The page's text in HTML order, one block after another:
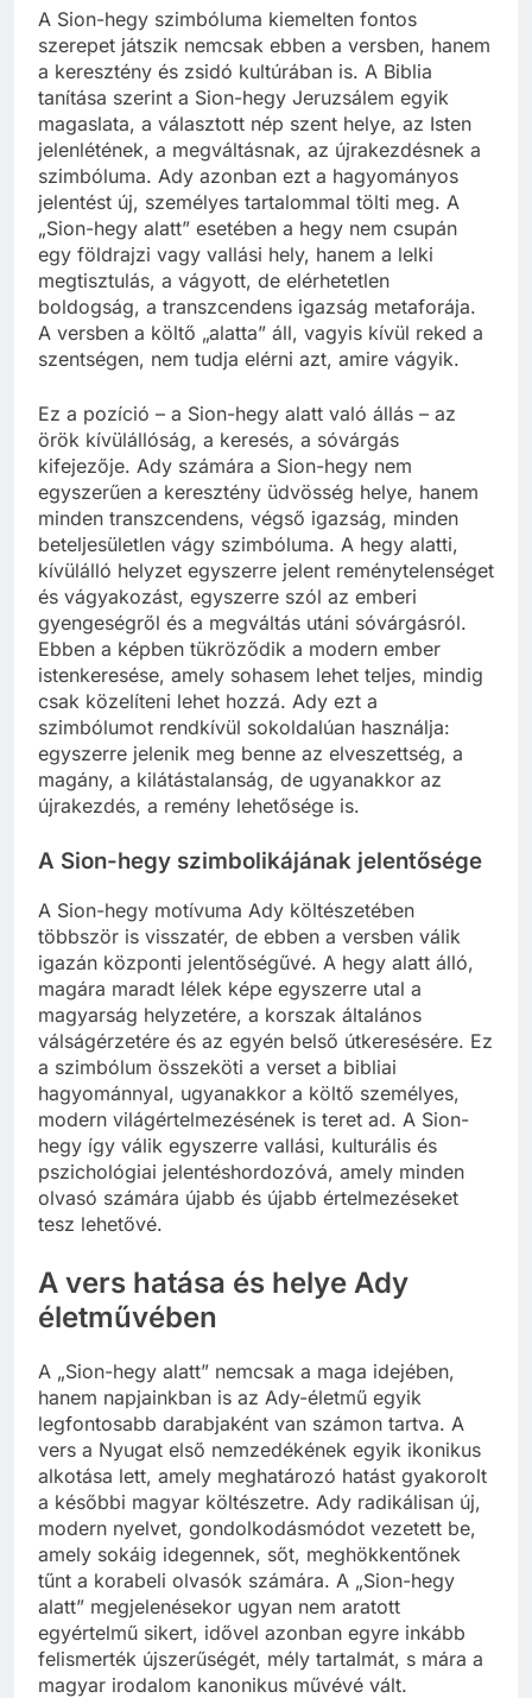
A Sion-hegy szimbóluma kiemelten fontos
szerepet játszik nemcsak ebben a versben, hanem
a keresztény és zsidó kultúrában is. A Biblia
tanítása szerint a Sion-hegy Jeruzsálem egyik
magaslata, a választott nép szent helye, az Isten
jelenlétének, a megváltásnak, az újrakezdésnek a
szimbóluma. Ady azonban ezt a hagyományos
jelentést új, személyes tartalommal tölti meg. A
„Sion-hegy alatt” esetében a hegy nem csupán
egy földrajzi vagy vallási hely, hanem a lelki
megtisztulás, a vágyott, de elérhetetlen
boldogság, a transzcendens igazság metaforája.
A versben a költő „alatta” áll, vagyis kívül reked a
szentségen, nem tudja elérni azt, amire vágyik.
Ez a pozíció – a Sion-hegy alatt való állás – az
örök kívülállóság, a keresés, a sóvárgás
kifejezője. Ady számára a Sion-hegy nem
egyszerűen a keresztény üdvösség helye, hanem
minden transzcendens, végső igazság, minden
beteljesületlen vágy szimbóluma. A hegy alatti,
kívülálló helyzet egyszerre jelent reménytelenséget
és vágyakozást, egyszerre szól az emberi
gyengeségről és a megváltás utáni sóvárgásról.
Ebben a képben tükröződik a modern ember
istenkeresése, amely sohasem lehet teljes, mindig
csak közelíteni lehet hozzá. Ady ezt a
szimbólumot rendkívül sokoldalúan használja:
egyszerre jelenik meg benne az elveszettség, a
magány, a kilátástalanság, de ugyanakkor az
újrakezdés, a remény lehetősége is.
A Sion-hegy szimbolikájának jelentősége
A Sion-hegy motívuma Ady költészetében
többször is visszatér, de ebben a versben válik
igazán központi jelentőségűvé. A hegy alatt álló,
magára maradt lélek képe egyszerre utal a
magyarság helyzetére, a korszak általános
válságérzetére és az egyén belső útkeresésére. Ez
a szimbólum összeköti a verset a bibliai
hagyománnyal, ugyanakkor a költő személyes,
modern világértelmezésének is teret ad. A Sion-
hegy így válik egyszerre vallási, kulturális és
pszichológiai jelentéshordozóvá, amely minden
olvasó számára újabb és újabb értelmezéseket
tesz lehetővé.
A vers hatása és helye Ady
életművében
A „Sion-hegy alatt” nemcsak a maga idejében,
hanem napjainkban is az Ady-életmű egyik
legfontosabb darabjaként van számon tartva. A
vers a Nyugat első nemzedékének egyik ikonikus
alkotása lett, amely meghatározó hatást gyakorolt
a későbbi magyar költészetre. Ady radikálisan új,
modern nyelvet, gondolkodásmódot vezetett be,
amely sokáig idegennek, sőt, meghökkentőnek
tűnt a korabeli olvasók számára. A „Sion-hegy
alatt” megjelenésekor ugyan nem aratott
egyértelmű sikert, idővel azonban egyre inkább
felismerték újszerűségét, mély tartalmát, s mára a
magyar irodalom kanonikus művévé vált.